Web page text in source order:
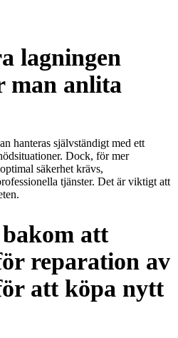
lagningen
man anlita
hanteras självständigt med ett
Dock, för mer
säkerhet krävs,
tjänster. Det är viktigt att
bakom att
reparation av
att köpa nytt